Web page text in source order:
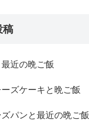
稿
近の晩ご飯
ズケーキと晩ご飯
パンと最近の晩ご飯